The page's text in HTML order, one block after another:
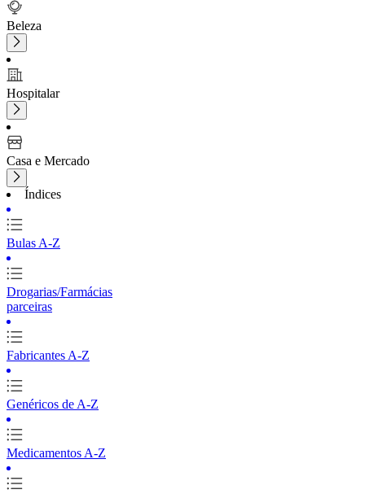
Beleza
Hospitalar
Casa e Mercado
Índices
Bulas A-Z
Drogarias/Farmácias
parceiras
Fabricantes A-Z
Genéricos de A-Z
Medicamentos A-Z